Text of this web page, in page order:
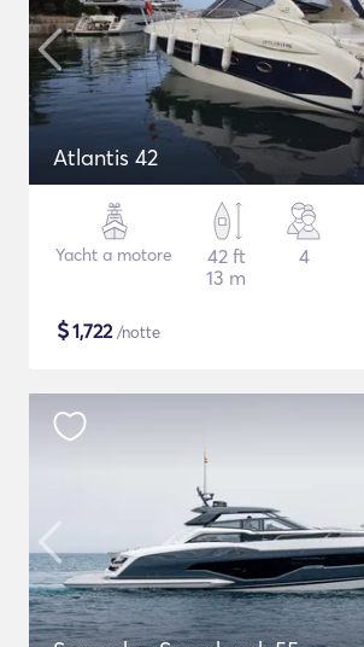
Atlantis 42
Yacht a motore
42 ft
13 m
4
$1,722/notte